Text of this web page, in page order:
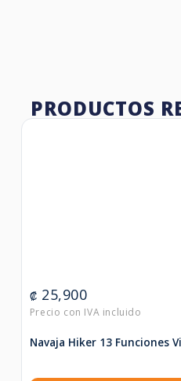
PRODUCTOS
₡ 25,900
Navaja Hiker 13 Funciones